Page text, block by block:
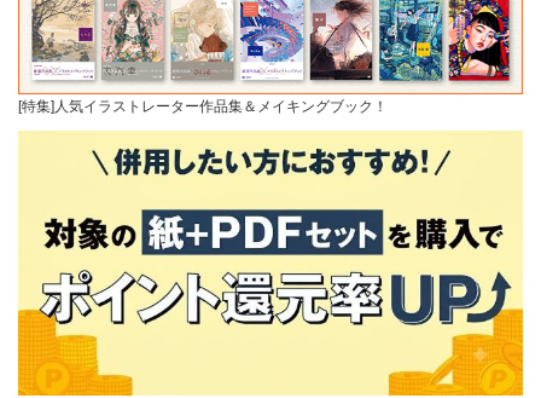
[特集]人気イラストレーター作品集＆メイキングブック！